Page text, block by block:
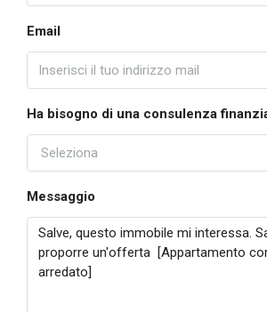
Email
Ha bisogno di una consulenza
Seleziona
Messaggio